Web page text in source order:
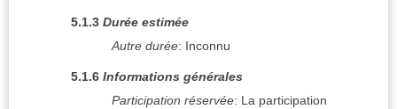
5.1.3 Durée estimée
Autre durée: Inconnu
5.1.6 Informations générales
Participation réservée: La participation